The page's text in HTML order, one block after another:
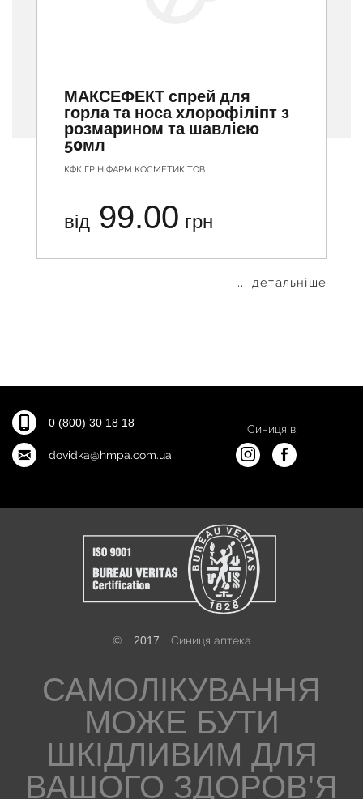
МАКСЕФЕКТ спрей для
горла та носа хлорофіліпт з
розмарином та шавлією
50мл
КФК ГРІН ФАРМ КОСМЕТИК ТОВ
від 99.00 грн
... детальніше
0 (800) 30 18 18
dovidka@hmpa.com.ua
Синиця в:
© 2017 Синиця аптека
САМОЛІКУВАННЯ
МОЖЕ БУТИ
ШКІДЛИВИМ ДЛЯ
ВАШОГО ЗДОРОВ'Я